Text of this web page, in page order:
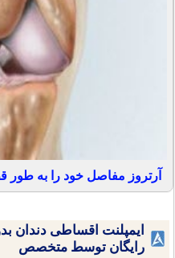
آرتروز مفاصل خود را به
ایمپلنت اقساطی دندان
رایگان توسط متخصص